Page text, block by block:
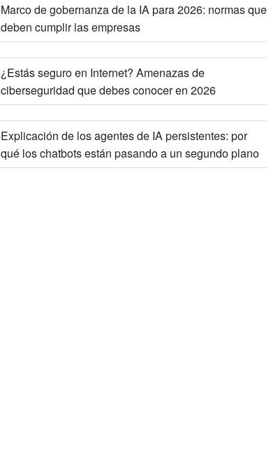
Marco de gobernanza de la IA para 2026: normas que
deben cumplir las empresas
¿Estás seguro en Internet? Amenazas de
ciberseguridad que debes conocer en 2026
Explicación de los agentes de IA persistentes: por
qué los chatbots están pasando a un segundo plano